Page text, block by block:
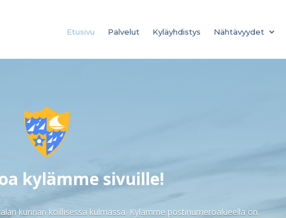
Etusivu Palvelut Kyläyhdistys Nähtävyydet
kylämme sivuille!
kunnan koillisessa kulmassa. Kylämme postinumeroalueella on